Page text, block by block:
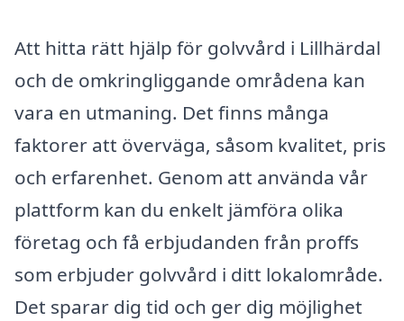
Att hitta rätt hjälp för golvvård i Lillhärdal
och de omkringliggande områdena kan
vara en utmaning. Det finns många
faktorer att överväga, såsom kvalitet, pris
och erfarenhet. Genom att använda vår
plattform kan du enkelt jämföra olika
företag och få erbjudanden från proffs
som erbjuder golvvård i ditt lokalområde.
Det sparar dig tid och ger dig möjlighet